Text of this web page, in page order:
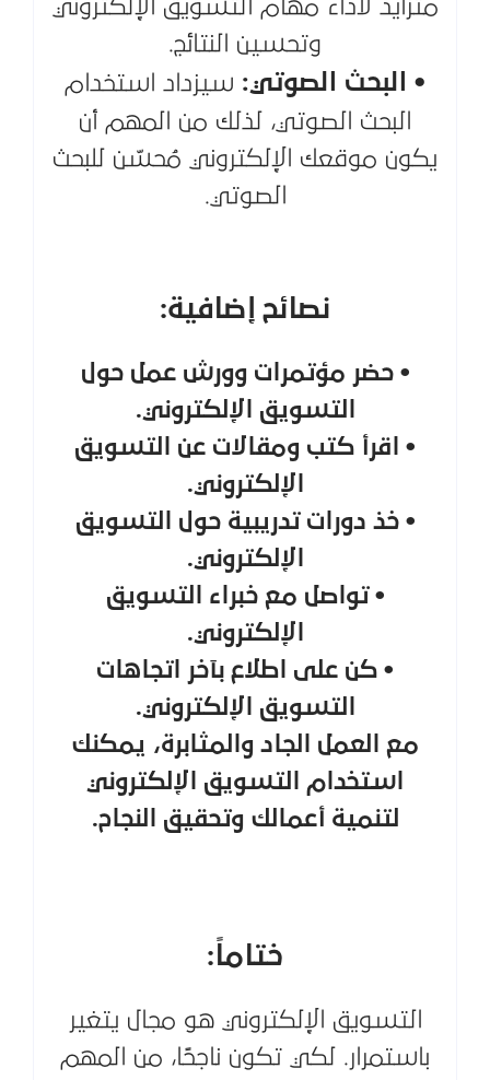
متزايد لأداء مهام التسويق الإلكتروني
وتحسين النتائج.
• البحث الصوتي: سيزداد استخدام
البحث الصوتي، لذلك من المهم أن
يكون موقعك الإلكتروني مُحسّن للبحث
الصوتي.
نصائح إضافية:
• حضر مؤتمرات وورش عمل حول
التسويق الإلكتروني.
• اقرأ كتب ومقالات عن التسويق
الإلكتروني.
• خذ دورات تدريبية حول التسويق
الإلكتروني.
• تواصل مع خبراء التسويق
الإلكتروني.
• كن على اطلاع بآخر اتجاهات
التسويق الإلكتروني.
مع العمل الجاد والمثابرة، يمكنك
استخدام التسويق الإلكتروني
لتنمية أعمالك وتحقيق النجاح.
ختاماً:
التسويق الإلكتروني هو مجال يتغير
باستمرار. لكي تكون ناجحًا، من المهم